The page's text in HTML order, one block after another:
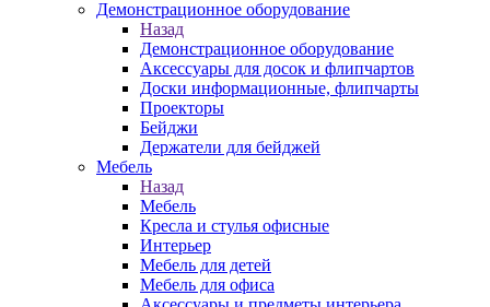
Демонстрационное оборудование
Назад
Демонстрационное оборудование
Аксессуары для досок и флипчартов
Доски информационные, флипчарты
Проекторы
Бейджи
Держатели для бейджей
Мебель
Назад
Мебель
Кресла и стулья офисные
Интерьер
Мебель для детей
Мебель для офиса